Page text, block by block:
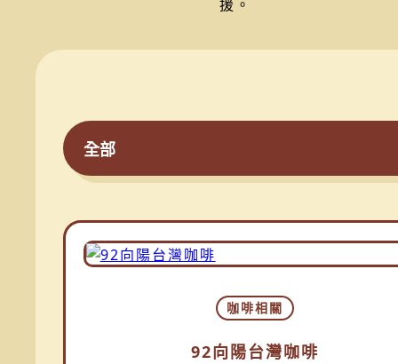
援。
全部
咖啡相關
92向陽台灣咖啡